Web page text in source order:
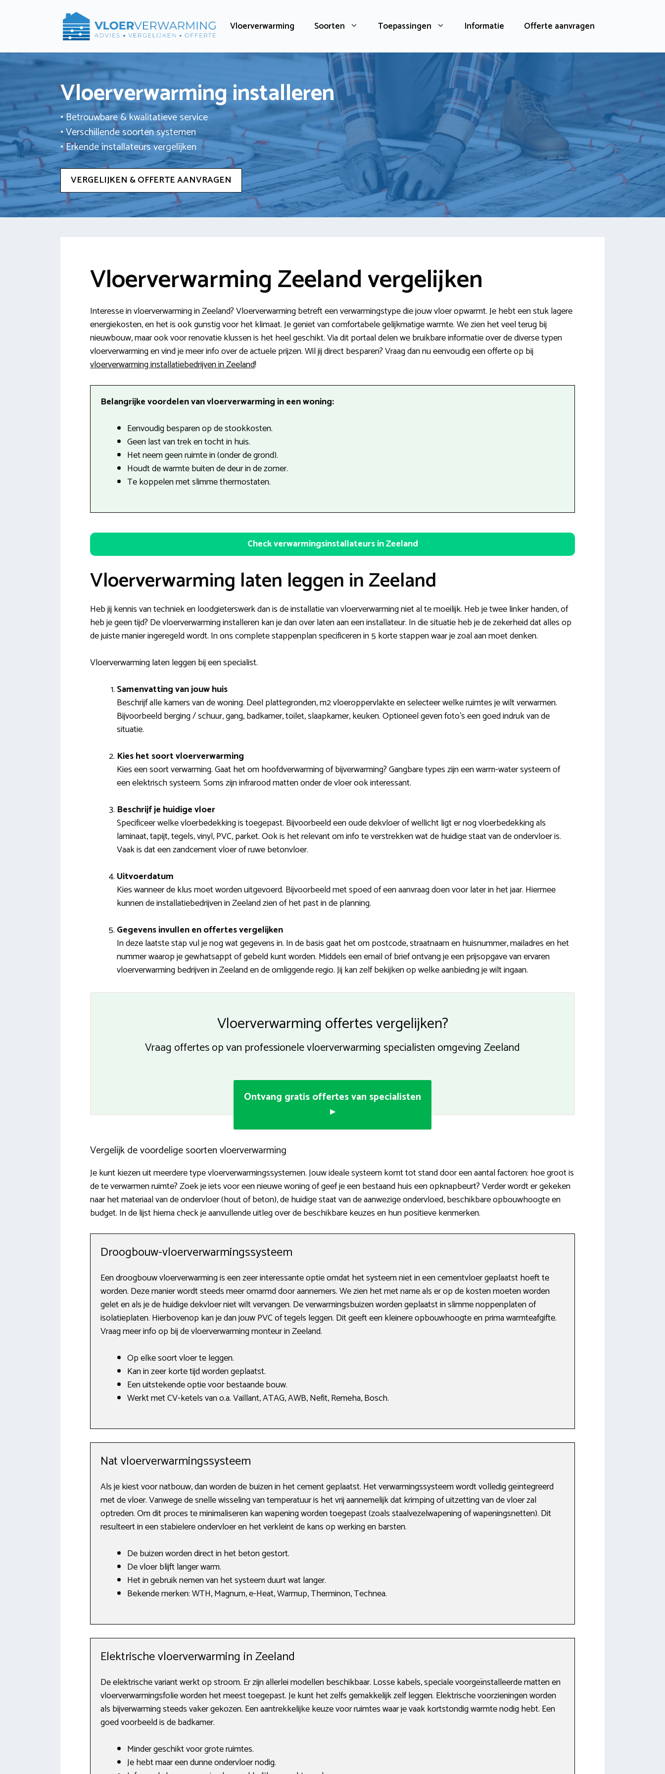
Vloerverwarming Soorten Toepassingen Informatie Offerte aanvragen
Vloerverwarming installeren
• Betrouwbare & kwalitatieve service
• Verschillende soorten systemen
• Erkende installateurs vergelijken
VERGELIJKEN & OFFERTE AANVRAGEN
Vloerverwarming Zeeland vergelijken
Interesse in vloerverwarming in Zeeland? Vloerverwarming betreft een verwarmingstype die jouw vloer opwarmt. Je hebt een stuk lagere
energiekosten, en het is ook gunstig voor het klimaat. Je geniet van comfortabele gelijkmatige warmte. We zien het veel terug bij
nieuwbouw, maar ook voor renovatie klussen is het heel geschikt. Via dit portaal delen we bruikbare informatie over de diverse typen
vloerverwarming en vind je meer info over de actuele prijzen. Wil jij direct besparen? Vraag dan nu eenvoudig een offerte op bij
vloerverwarming installatiebedrijven in Zeeland!
Belangrijke voordelen van vloerverwarming in een woning:
Eenvoudig besparen op de stookkosten.
Geen last van trek en tocht in huis.
Het neem geen ruimte in (onder de grond).
Houdt de warmte buiten de deur in de zomer.
Te koppelen met slimme thermostaten.
Check verwarmingsinstallateurs in Zeeland
Vloerverwarming laten leggen in Zeeland
Heb jij kennis van techniek en loodgieterswerk dan is de installatie van vloerverwarming niet al te moeilijk. Heb je twee linker handen, of
heb je geen tijd? De vloerverwarming installeren kan je dan over laten aan een installateur. In die situatie heb je de zekerheid dat alles op
de juiste manier ingeregeld wordt. In ons complete stappenplan specificeren in 5 korte stappen waar je zoal aan moet denken.
Vloerverwarming laten leggen bij een specialist.
Samenvatting van jouw huis
Beschrijf alle kamers van de woning. Deel plattegronden, m2 vloeroppervlakte en selecteer welke ruimtes je wilt verwarmen.
Bijvoorbeeld berging / schuur, gang, badkamer, toilet, slaapkamer, keuken. Optioneel geven foto’s een goed indruk van de
situatie.
Kies het soort vloerverwarming
Kies een soort verwarming. Gaat het om hoofdverwarming of bijverwarming? Gangbare types zijn een warm-water systeem of
een elektrisch systeem. Soms zijn infrarood matten onder de vloer ook interessant.
Beschrijf je huidige vloer
Specificeer welke vloerbedekking is toegepast. Bijvoorbeeld een oude dekvloer of wellicht ligt er nog vloerbedekking als
laminaat, tapijt, tegels, vinyl, PVC, parket. Ook is het relevant om info te verstrekken wat de huidige staat van de ondervloer is.
Vaak is dat een zandcement vloer of ruwe betonvloer.
Uitvoerdatum
Kies wanneer de klus moet worden uitgevoerd. Bijvoorbeeld met spoed of een aanvraag doen voor later in het jaar. Hiermee
kunnen de installatiebedrijven in Zeeland zien of het past in de planning.
Gegevens invullen en offertes vergelijken
In deze laatste stap vul je nog wat gegevens in. In de basis gaat het om postcode, straatnaam en huisnummer, mailadres en het
nummer waarop je gewhatsappt of gebeld kunt worden. Middels een email of brief ontvang je een prijsopgave van ervaren
vloerverwarming bedrijven in Zeeland en de omliggende regio. Jij kan zelf bekijken op welke aanbieding je wilt ingaan.
Vloerverwarming offertes vergelijken?
Vraag offertes op van professionele vloerverwarming specialisten omgeving Zeeland
Ontvang gratis offertes van specialisten
▸
Vergelijk de voordelige soorten vloerverwarming
Je kunt kiezen uit meerdere type vloerverwarmingssystemen. Jouw ideale systeem komt tot stand door een aantal factoren: hoe groot is
de te verwarmen ruimte? Zoek je iets voor een nieuwe woning of geef je een bestaand huis een opknapbeurt? Verder wordt er gekeken
naar het materiaal van de ondervloer (hout of beton), de huidige staat van de aanwezige ondervloed, beschikbare opbouwhoogte en
budget. In de lijst hierna check je aanvullende uitleg over de beschikbare keuzes en hun positieve kenmerken.
Droogbouw-vloerverwarmingssysteem
Een droogbouw vloerverwarming is een zeer interessante optie omdat het systeem niet in een cementvloer geplaatst hoeft te
worden. Deze manier wordt steeds meer omarmd door aannemers. We zien het met name als er op de kosten moeten worden
gelet en als je de huidige dekvloer niet wilt vervangen. De verwarmingsbuizen worden geplaatst in slimme noppenplaten of
isolatieplaten. Hierbovenop kan je dan jouw PVC of tegels leggen. Dit geeft een kleinere opbouwhoogte en prima warmteafgifte.
Vraag meer info op bij de vloerverwarming monteur in Zeeland.
Op elke soort vloer te leggen.
Kan in zeer korte tijd worden geplaatst.
Een uitstekende optie voor bestaande bouw.
Werkt met CV-ketels van o.a. Vaillant, ATAG, AWB, Nefit, Remeha, Bosch.
Nat vloerverwarmingssysteem
Als je kiest voor natbouw, dan worden de buizen in het cement geplaatst. Het verwarmingssysteem wordt volledig geïntegreerd
met de vloer. Vanwege de snelle wisseling van temperatuur is het vrij aannemelijk dat krimping of uitzetting van de vloer zal
optreden. Om dit proces te minimaliseren kan wapening worden toegepast (zoals staalvezelwapening of wapeningsnetten). Dit
resulteert in een stabielere ondervloer en het verkleint de kans op werking en barsten.
De buizen worden direct in het beton gestort.
De vloer blijft langer warm.
Het in gebruik nemen van het systeem duurt wat langer.
Bekende merken: WTH, Magnum, e-Heat, Warmup, Therminon, Technea.
Elektrische vloerverwarming in Zeeland
De elektrische variant werkt op stroom. Er zijn allerlei modellen beschikbaar. Losse kabels, speciale voorgeïnstalleerde matten en
vloerverwarmingsfolie worden het meest toegepast. Je kunt het zelfs gemakkelijk zelf leggen. Elektrische voorzieningen worden
als bijverwarming steeds vaker gekozen. Een aantrekkelijke keuze voor ruimtes waar je vaak kortstondig warmte nodig hebt. Een
goed voorbeeld is de badkamer.
Minder geschikt voor grote ruimtes.
Je hebt maar een dunne ondervloer nodig.